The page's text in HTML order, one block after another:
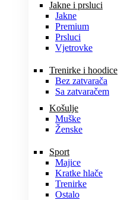
Jakne i prsluci
Jakne
Premium
Prsluci
Vjetrovke
Trenirke i hoodice
Bez zatvarača
Sa zatvaračem
Košulje
Muške
Ženske
Sport
Majice
Kratke hlače
Trenirke
Ostalo